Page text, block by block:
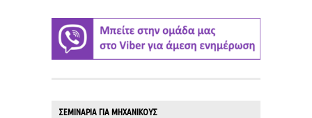
ΣΕΜΙΝΑΡΙΑ ΓΙΑ ΜΗΧΑΝΙΚΟΥΣ